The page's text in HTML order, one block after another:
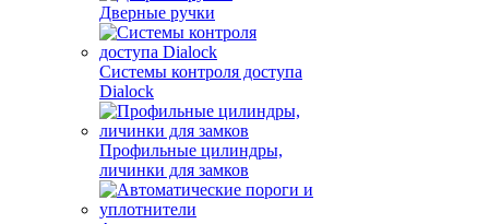
Дверные ручки
Системы контроля доступа
Dialock
Профильные цилиндры,
личинки для замков